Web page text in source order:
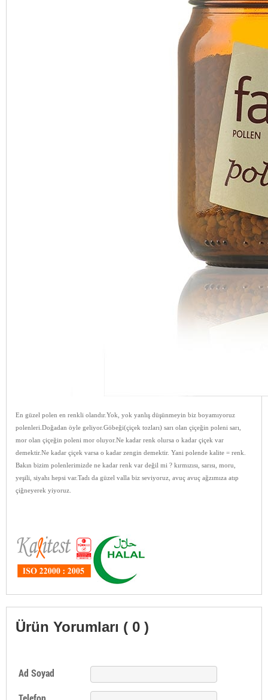
En güzel polen en renkli olandır.Yok, yok yanlış düşünmeyin biz boyamıyoruz
polenleri.Doğadan öyle geliyor.Göbeği(çiçek tozları) sarı olan çiçeğin poleni sarı,
mor olan çiçeğin poleni mor oluyor.Ne kadar renk olursa o kadar çiçek var
demektir.Ne kadar çiçek varsa o kadar zengin demektir. Yani polende kalite = renk.
Bakın bizim polenlerimizde ne kadar renk var değil mi ? kırmızısı, sarısı, moru,
yeşili, siyahı hepsi var.Tadı da güzel valla biz seviyoruz, avuç avuç ağzımıza atıp
çiğneyerek yiyoruz.
Ürün Yorumları ( 0 )
Ad Soyad